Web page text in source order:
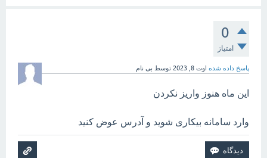
0
امتیاز
پاسخ داده شده اوت 8, 2023 توسط بی نام
این ماه هنوز واریز نکردن
وارد سامانه بیکاری شوید و آدرس عوض کنید